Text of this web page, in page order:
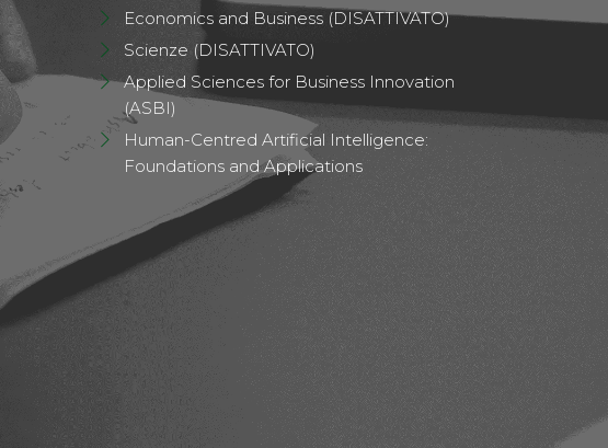
Economics and Business (DISATTIVATO)
Scienze (DISATTIVATO)
Applied Sciences for Business Innovation
(ASBI)
Human-Centred Artificial Intelligence:
Foundations and Applications